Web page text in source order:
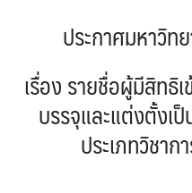
ประกาศมหาวิท
เรื่อง รายชื่อผู้มีสิทธิ
บรรจุและแต่งตั้งเ
ประเภทวิชา